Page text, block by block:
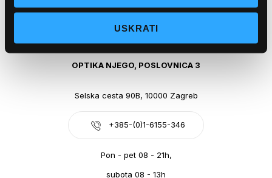
USKRATI
Sub: 07-21h
webshop@optikanjego.hr
OPTIKA NJEGO, POSLOVNICA 3
Selska cesta 90B, 10000 Zagreb
+385-(0)1-6155-346
Pon - pet 08 - 21h,
subota 08 - 13h